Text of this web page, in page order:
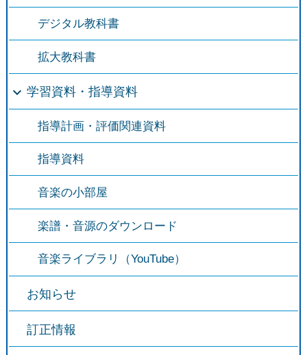
デジタル教科書
拡大教科書
学習資料・指導資料
指導計画・評価関連資料
指導資料
音楽の小部屋
楽譜・音源のダウンロード
音楽ライブラリ（YouTube）
お知らせ
訂正情報